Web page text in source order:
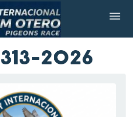
2026